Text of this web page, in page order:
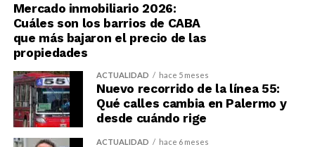
Mercado inmobiliario 2026:
Cuáles son los barrios de CABA
que más bajaron el precio de las
propiedades
ACTUALIDAD hace 5 meses
Nuevo recorrido de la línea 55:
Qué calles cambia en Palermo y
desde cuándo rige
ACTUALIDAD hace 6 meses